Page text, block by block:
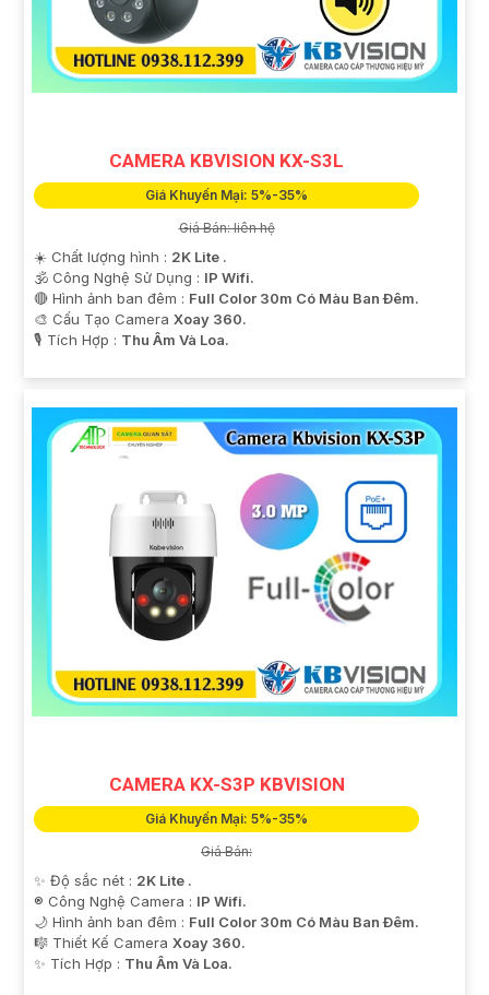
CAMERA KBVISION KX-S3L
Giá Khuyến Mại: 5%-35%
Giá Bán: liên hệ
☀️ Chất lượng hình : 2K Lite .
🕉️ Công Nghệ Sử Dụng : IP Wifi.
🔴 Hình ảnh ban đêm : Full Color 30m Có Màu Ban Ðêm.
🎨 Cấu Tạo Camera Xoay 360.
️🎙 Tích Hợp : Thu Âm Và Loa.
CAMERA KX-S3P KBVISION
Giá Khuyến Mại: 5%-35%
Giá Bán:
✨ Độ sắc nét : 2K Lite .
®️ Công Nghệ Camera : IP Wifi.
🌙 Hình ảnh ban đêm : Full Color 30m Có Màu Ban Ðêm.
🎼️ Thiết Kế Camera Xoay 360.
️✨ Tích Hợp : Thu Âm Và Loa.